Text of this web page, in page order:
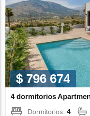
$ 796 674
4 dormitorios
Dormitorios:4